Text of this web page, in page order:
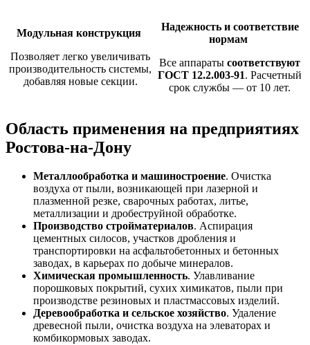
Модульная конструкция
Позволяет легко увеличивать
производительность системы,
добавляя новые секции.
Надежность и соответствие
нормам
Все аппараты соответствуют
ГОСТ 12.2.003-91. Расчетный
срок службы — от 10 лет.
Область применения на предприятиях
Ростова-на-Дону
Металлообработка и машиностроение. Очистка
воздуха от пыли, возникающей при лазерной и
плазменной резке, сварочных работах, литье,
металлизации и дробеструйной обработке.
Производство стройматериалов. Аспирация
цементных силосов, участков дробления и
транспортировки на асфальтобетонных и бетонных
заводах, в карьерах по добыче минералов.
Химическая промышленность. Улавливание
порошковых покрытий, сухих химикатов, пыли при
производстве резиновых и пластмассовых изделий.
Деревообработка и сельское хозяйство. Удаление
древесной пыли, очистка воздуха на элеваторах и
комбикормовых заводах.